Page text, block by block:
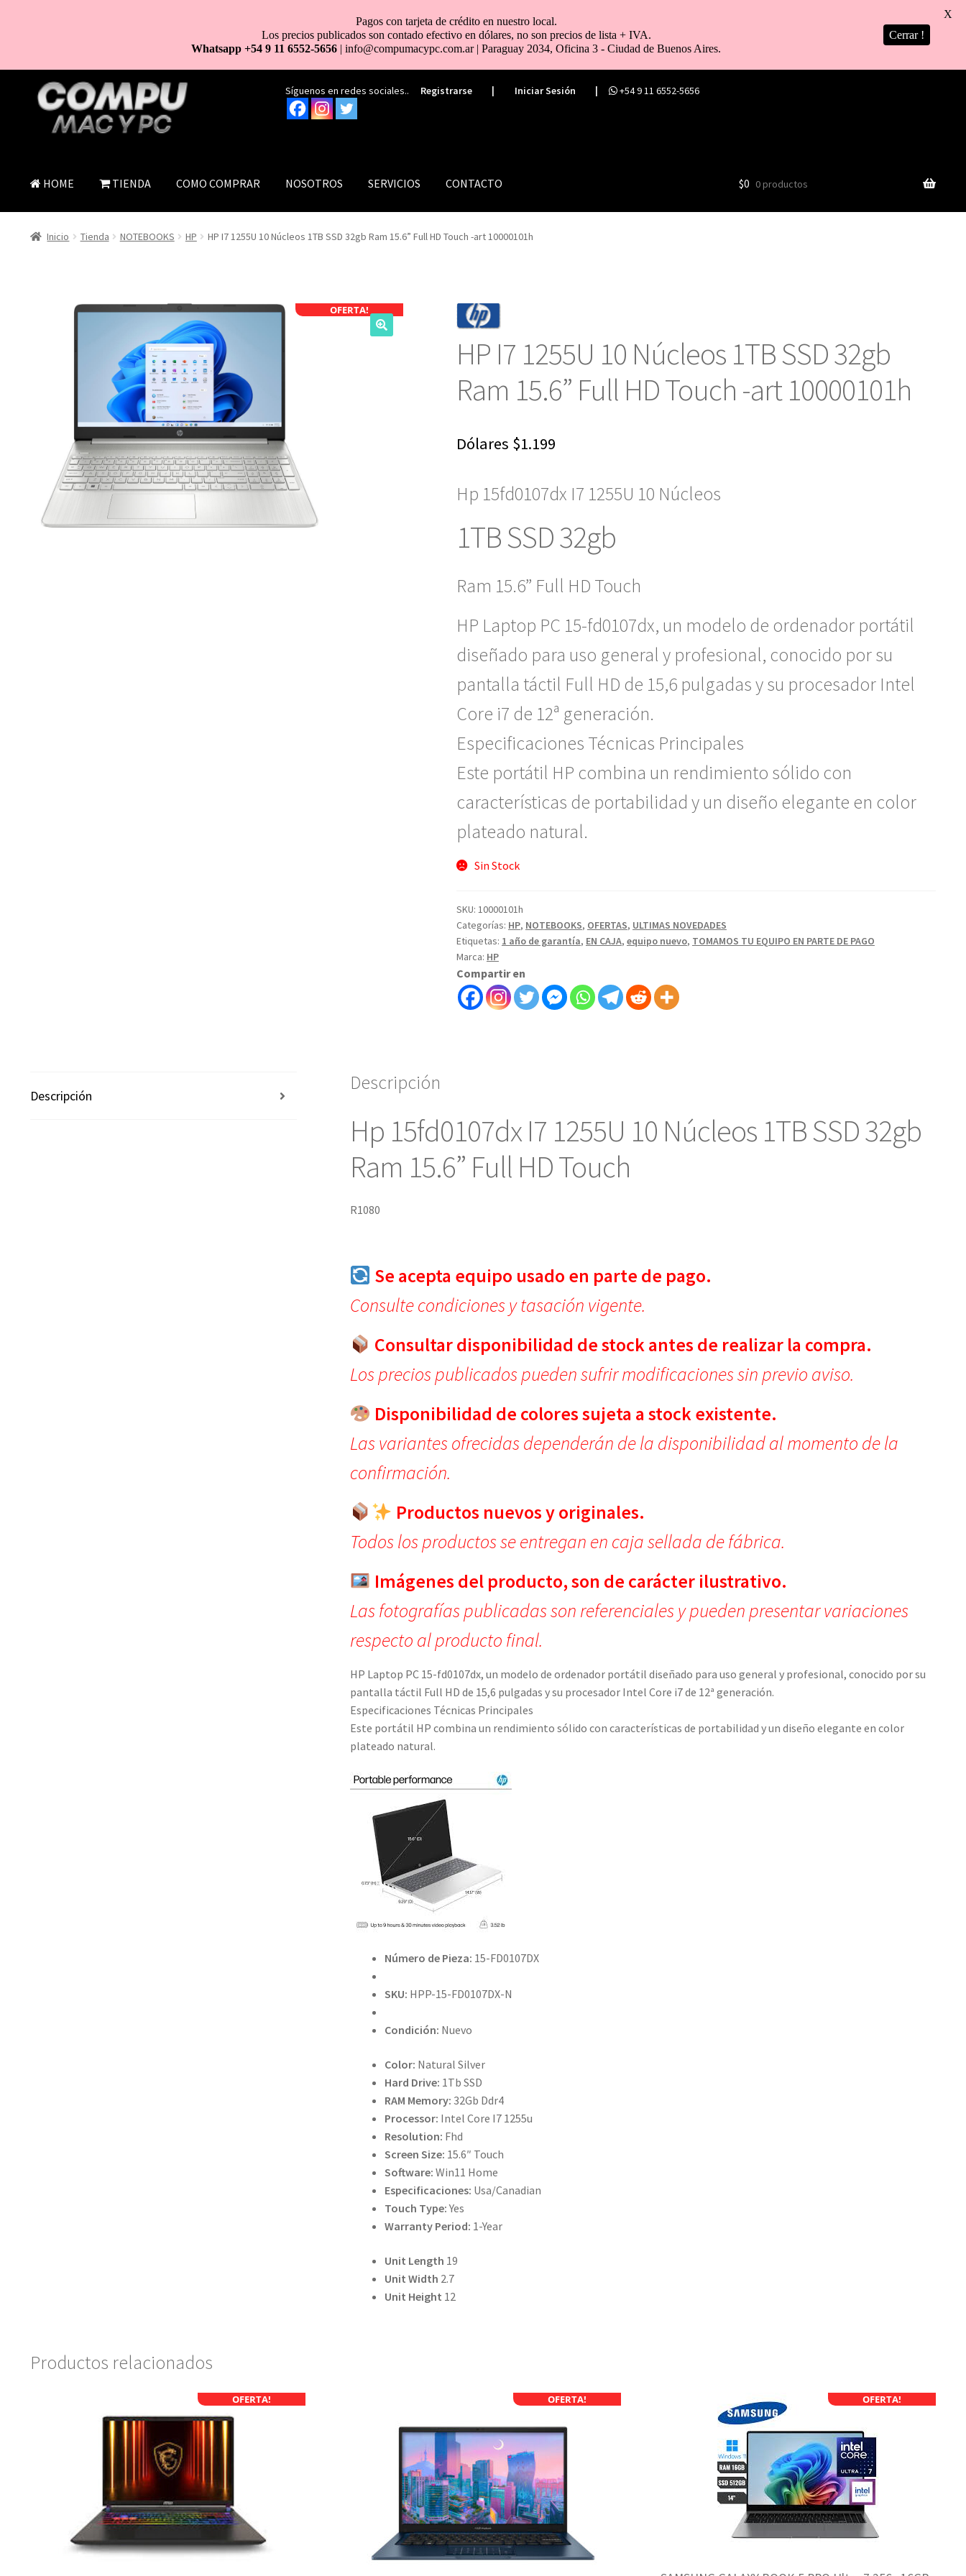
navegación
al
contenido
Síguenos en redes sociales.. Registrarse | Iniciar Sesión | +54 9 11 6552-5656
HOME TIENDA COMO COMPRAR NOSOTROS SERVICIOS CONTACTO $0 0 productos
Inicio Tienda NOTEBOOKS HP HP I7 1255U 10 Núcleos 1TB SSD 32gb Ram 15.6” Full HD Touch -art 10000101h
OFERTA!
HP I7 1255U 10 Núcleos 1TB SSD 32gb
Ram 15.6” Full HD Touch -art 10000101h
Dólares $1.199
Hp 15fd0107dx I7 1255U 10 Núcleos
1TB SSD 32gb
Ram 15.6” Full HD Touch
HP Laptop PC 15-fd0107dx, un modelo de ordenador portátil
diseñado para uso general y profesional, conocido por su
pantalla táctil Full HD de 15,6 pulgadas y su procesador Intel
Core i7 de 12ª generación.
Especificaciones Técnicas Principales
Este portátil HP combina un rendimiento sólido con
características de portabilidad y un diseño elegante en color
plateado natural.
Sin Stock
SKU: 10000101h
Categorías: HP, NOTEBOOKS, OFERTAS, ULTIMAS NOVEDADES
Etiquetas: 1 año de garantía, EN CAJA, equipo nuevo, TOMAMOS TU EQUIPO EN PARTE DE PAGO
Marca: HP
Compartir en
Descripción
Descripción
Hp 15fd0107dx I7 1255U 10 Núcleos 1TB SSD 32gb
Ram 15.6” Full HD Touch
R1080
Se acepta equipo usado en parte de pago.
Consulte condiciones y tasación vigente.
Consultar disponibilidad de stock antes de realizar la compra.
Los precios publicados pueden sufrir modificaciones sin previo aviso.
Disponibilidad de colores sujeta a stock existente.
Las variantes ofrecidas dependerán de la disponibilidad al momento de la
confirmación.
Productos nuevos y originales.
Todos los productos se entregan en caja sellada de fábrica.
Imágenes del producto, son de carácter ilustrativo.
Las fotografías publicadas son referenciales y pueden presentar variaciones
respecto al producto final.
HP Laptop PC 15-fd0107dx, un modelo de ordenador portátil diseñado para uso general y profesional, conocido por su
pantalla táctil Full HD de 15,6 pulgadas y su procesador Intel Core i7 de 12ª generación.
Especificaciones Técnicas Principales
Este portátil HP combina un rendimiento sólido con características de portabilidad y un diseño elegante en color
plateado natural.
Número de Pieza: 15-FD0107DX
SKU: HPP-15-FD0107DX-N
Condición: Nuevo
Color: Natural Silver
Hard Drive: 1Tb SSD
RAM Memory: 32Gb Ddr4
Processor: Intel Core I7 1255u
Resolution: Fhd
Screen Size: 15.6″ Touch
Software: Win11 Home
Especificaciones: Usa/Canadian
Touch Type:Yes
Warranty Period: 1-Year
Unit Length 19
Unit Width 2.7
Unit Height 12
Productos relacionados
OFERTA! OFERTA! OFERTA!
Pagos con tarjeta de crédito en nuestro local.
Los precios publicados son contado efectivo en dólares, no son precios de lista + IVA.
Whatsapp +54 9 11 6552-5656 | info@compumacypc.com.ar | Paraguay 2034, Oficina 3 - Ciudad de Buenos Aires.
Cerrar !
X